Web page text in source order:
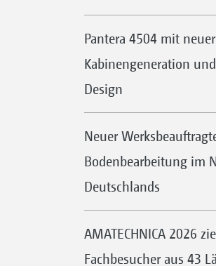
Pantera 4504 mit neuer
Kabinengeneration
Design
Neuer
Bodenbearbeitung im
Deutschlands
AMATECHNICA 2026
Fachbesucher aus 43